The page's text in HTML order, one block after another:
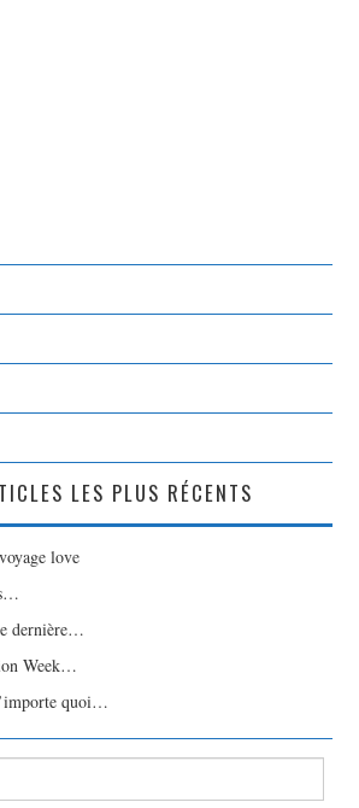
LES PLUS RÉCENTS
love
dernière…
Week…
quoi…